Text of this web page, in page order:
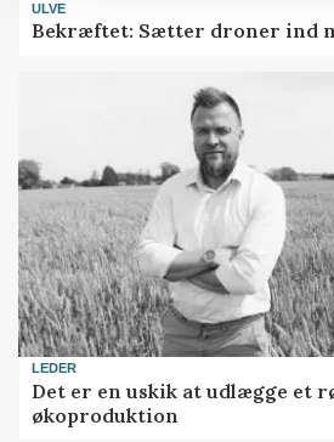
ULVE
Bekræftet: Sætter droner ind
LEDER
Det er en uskik at udlægge et
økoproduktion